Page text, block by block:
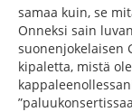
samaa kuin, se
Onneksi sain
suonenjokelaisen
kipaletta, mistä